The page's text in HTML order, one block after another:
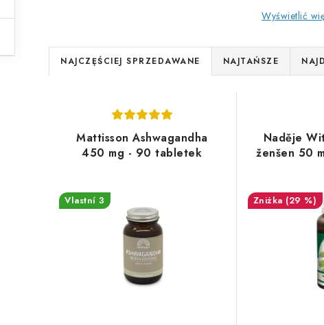
Wyświetlić
S
o
w
a
NAJCZĘŚCIEJ SPRZEDAWANE NAJTAŃSZE
a
Mattisson Ashwagandha
450 mg - 90 tabletek
Vlastní 3
Naděje
ženšen 50
(29 %)